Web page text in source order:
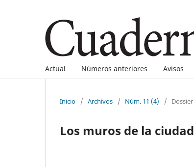
Actual Números anteriores Avisos
Inicio / Archivos / Núm. 11 (4) / Dossier
Los muros de la ciudad